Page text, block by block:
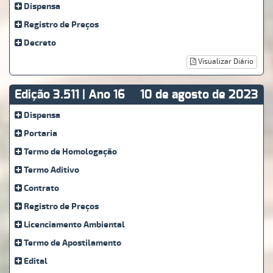
Dispensa
Registro de Preços
Decreto
Visualizar Diário
Edição 3.511 | Ano 16 10 de agosto de 2023
Dispensa
Portaria
Termo de Homologação
Termo Aditivo
Contrato
Registro de Preços
Licenciamento Ambiental
Termo de Apostilamento
Edital